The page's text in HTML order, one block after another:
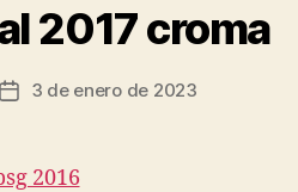
2017 croma
Fecha
entrada
3 de enero de 2023